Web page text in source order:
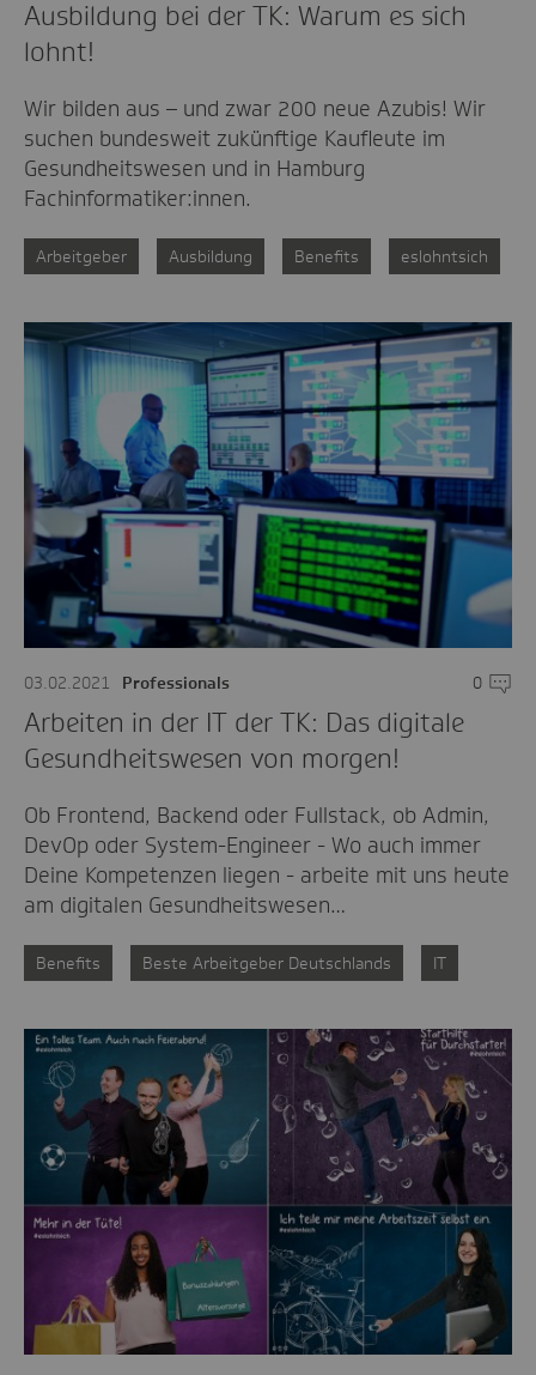
Ausbildung bei der TK: Warum es sich
lohnt!
Wir bilden aus – und zwar 200 neue Azubis! Wir
suchen bundesweit zukünftige Kaufleute im
Gesundheitswesen und in Hamburg
Fachinformatiker:innen.
Arbeitgeber Ausbildung Benefits eslohntsich
03.02.2021 Professionals 0
Arbeiten in der IT der TK: Das digitale
Gesundheitswesen von morgen!
Ob Frontend, Backend oder Fullstack, ob Admin,
DevOp oder System-Engineer - Wo auch immer
Deine Kompetenzen liegen - arbeite mit uns heute
am digitalen Gesundheitswesen…
Benefits Beste Arbeitgeber Deutschlands IT